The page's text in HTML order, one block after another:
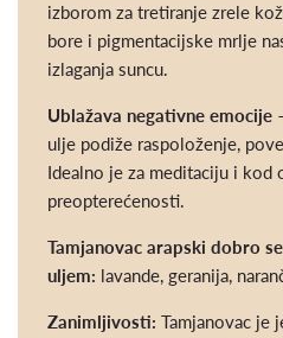
izborom za tretiranje zrele
bore i pigmentacijske mrlje
izlaganja suncu.
Ublažava negativne emocije
ulje podiže raspoloženje,
Idealno je za meditaciju i kod
preopterećenosti.
Tamjanovac arapski dobro
uljem: lavande, geranija,
Zanimljivosti: Tamjanovac je